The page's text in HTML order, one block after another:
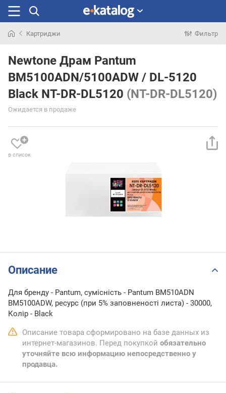
раньше
Картриджи Фильтр
Newtone Драм Pantum
BM5100ADN/5100ADW / DL-5120
Black NT-DR-DL5120 (NT-DR-DL5120)
Ожидается в продаже
в список
Описание
Для бренду - Pantum, сумісність - Pantum BM510ADN
BM5100ADW, ресурс (при 5% заповненості листа) - 30000,
Колір - Black
Описание товара сформировано на базе данных из
интернет-магазинов. Перед покупкой обязательно
уточняйте всю информацию непосредственно у
продавца.